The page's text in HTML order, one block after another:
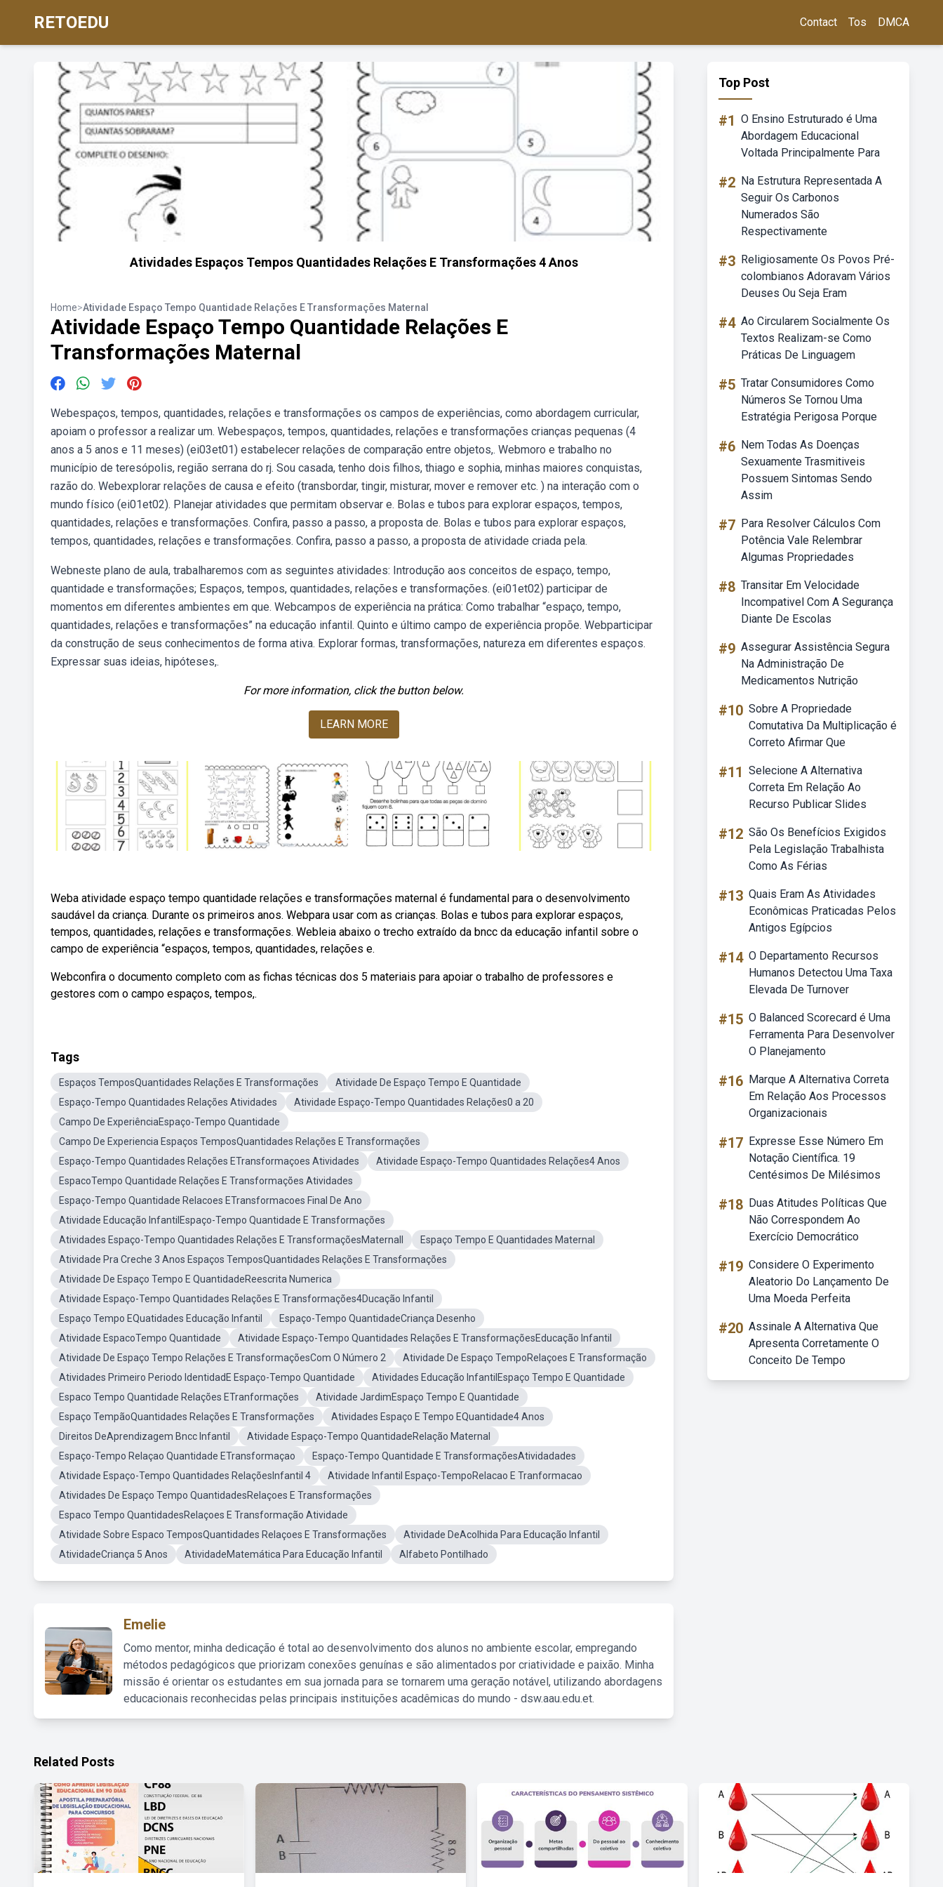
RETOEDU Contact Tos DMCA
Atividades Espaços Tempos Quantidades Relações E Transformações 4 Anos
Home>Atividade Espaço Tempo Quantidade Relações E Transformações Maternal
Atividade Espaço Tempo Quantidade Relações E
Transformações Maternal
Webespaços, tempos, quantidades, relações e transformações os campos de experiências, como abordagem curricular,
apoiam o professor a realizar um. Webespaços, tempos, quantidades, relações e transformações crianças pequenas (4
anos a 5 anos e 11 meses) (ei03et01) estabelecer relações de comparação entre objetos,. Webmoro e trabalho no
município de teresópolis, região serrana do rj. Sou casada, tenho dois filhos, thiago e sophia, minhas maiores conquistas,
razão do. Webexplorar relações de causa e efeito (transbordar, tingir, misturar, mover e remover etc. ) na interação com o
mundo físico (ei01et02). Planejar atividades que permitam observar e. Bolas e tubos para explorar espaços, tempos,
quantidades, relações e transformações. Confira, passo a passo, a proposta de. Bolas e tubos para explorar espaços,
tempos, quantidades, relações e transformações. Confira, passo a passo, a proposta de atividade criada pela.
Webneste plano de aula, trabalharemos com as seguintes atividades: Introdução aos conceitos de espaço, tempo,
quantidade e transformações; Espaços, tempos, quantidades, relações e transformações. (ei01et02) participar de
momentos em diferentes ambientes em que. Webcampos de experiência na prática: Como trabalhar “espaço, tempo,
quantidades, relações e transformações” na educação infantil. Quinto e último campo de experiência propõe. Webparticipar
da construção de seus conhecimentos de forma ativa. Explorar formas, transformações, natureza em diferentes espaços.
Expressar suas ideias, hipóteses,.
For more information, click the button below.
LEARN MORE
Weba atividade espaço tempo quantidade relações e transformações maternal é fundamental para o desenvolvimento
saudável da criança. Durante os primeiros anos. Webpara usar com as crianças. Bolas e tubos para explorar espaços,
tempos, quantidades, relações e transformações. Webleia abaixo o trecho extraído da bncc da educação infantil sobre o
campo de experiência “espaços, tempos, quantidades, relações e.
Webconfira o documento completo com as fichas técnicas dos 5 materiais para apoiar o trabalho de professores e
gestores com o campo espaços, tempos,.
Tags
Espaços TemposQuantidades Relações E Transformações
Atividade De Espaço Tempo E Quantidade
Espaço-Tempo Quantidades Relações Atividades
Atividade Espaço-Tempo Quantidades Relações0 a 20
Campo De ExperiênciaEspaço-Tempo Quantidade
Campo De Experiencia Espaços TemposQuantidades Relações E Transformações
Espaço-Tempo Quantidades Relações ETransformaçoes Atividades
Atividade Espaço-Tempo Quantidades Relações4 Anos
EspacoTempo Quantidade Relações E Transformações Atividades
Espaço-Tempo Quantidade Relacoes ETransformacoes Final De Ano
Atividade Educação InfantilEspaço-Tempo Quantidade E Transformações
Atividades Espaço-Tempo Quantidades Relações E TransformaçõesMaternall
Espaço Tempo E Quantidades Maternal
Atividade Pra Creche 3 Anos Espaços TemposQuantidades Relações E Transformações
Atividade De Espaço Tempo E QuantidadeReescrita Numerica
Atividade Espaço-Tempo Quantidades Relações E Transformações4Ducação Infantil
Espaço Tempo EQuatidades Educação Infantil
Espaço-Tempo QuantidadeCriança Desenho
Atividade EspacoTempo Quantidade
Atividade Espaço-Tempo Quantidades Relações E TransformaçõesEducação Infantil
Atividade De Espaço Tempo Relações E TransformaçõesCom O Número 2
Atividade De Espaço TempoRelaçoes E Transformação
Atividades Primeiro Periodo IdentidadE Espaço-Tempo Quantidade
Atividades Educação InfantilEspaço Tempo E Quantidade
Espaco Tempo Quantidade Relações ETranformações
Atividade JardimEspaço Tempo E Quantidade
Espaço TempãoQuantidades Relações E Transformações
Atividades Espaço E Tempo EQuantidade4 Anos
Direitos DeAprendizagem Bncc Infantil
Atividade Espaço-Tempo QuantidadeRelação Maternal
Espaço-Tempo Relaçao Quantidade ETransformaçao
Espaço-Tempo Quantidade E TransformaçõesAtividadades
Atividade Espaço-Tempo Quantidades RelaçõesInfantil 4
Atividade Infantil Espaço-TempoRelacao E Tranformacao
Atividades De Espaço Tempo QuantidadesRelaçoes E Transformações
Espaco Tempo QuantidadesRelaçoes E Transformação Atividade
Atividade Sobre Espaco TemposQuantidades Relaçoes E Transformações
Atividade DeAcolhida Para Educação Infantil
AtividadeCriança 5 Anos
AtividadeMatemática Para Educação Infantil Alfabeto Pontilhado
Emelie
Como mentor, minha dedicação é total ao desenvolvimento dos alunos no ambiente escolar, empregando
métodos pedagógicos que priorizam conexões genuínas e são alimentados por criatividade e paixão. Minha
missão é orientar os estudantes em sua jornada para se tornarem uma geração notável, utilizando abordagens
educacionais reconhecidas pelas principais instituições acadêmicas do mundo - dsw.aau.edu.et.
Top Post
#1 O Ensino Estruturado é Uma
Abordagem Educacional
Voltada Principalmente Para
#2 Na Estrutura Representada A
Seguir Os Carbonos
Numerados São
Respectivamente
#3 Religiosamente Os Povos Pré-
colombianos Adoravam Vários
Deuses Ou Seja Eram
#4 Ao Circularem Socialmente Os
Textos Realizam-se Como
Práticas De Linguagem
#5 Tratar Consumidores Como
Números Se Tornou Uma
Estratégia Perigosa Porque
#6 Nem Todas As Doenças
Sexuamente Trasmitiveis
Possuem Sintomas Sendo
Assim
#7 Para Resolver Cálculos Com
Potência Vale Relembrar
Algumas Propriedades
#8 Transitar Em Velocidade
Incompativel Com A Segurança
Diante De Escolas
#9 Assegurar Assistência Segura
Na Administração De
Medicamentos Nutrição
#10 Sobre A Propriedade
Comutativa Da Multiplicação é
Correto Afirmar Que
#11 Selecione A Alternativa
Correta Em Relação Ao
Recurso Publicar Slides
#12 São Os Benefícios Exigidos
Pela Legislação Trabalhista
Como As Férias
#13 Quais Eram As Atividades
Econômicas Praticadas Pelos
Antigos Egípcios
#14 O Departamento Recursos
Humanos Detectou Uma Taxa
Elevada De Turnover
#15 O Balanced Scorecard é Uma
Ferramenta Para Desenvolver
O Planejamento
#16 Marque A Alternativa Correta
Em Relação Aos Processos
Organizacionais
#17 Expresse Esse Número Em
Notação Científica. 19
Centésimos De Milésimos
#18 Duas Atitudes Políticas Que
Não Correspondem Ao
Exercício Democrático
#19 Considere O Experimento
Aleatorio Do Lançamento De
Uma Moeda Perfeita
#20 Assinale A Alternativa Que
Apresenta Corretamente O
Conceito De Tempo
Related Posts